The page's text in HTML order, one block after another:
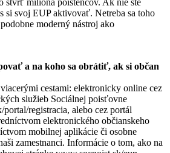
si svoj EUP aktivovať. Netreba sa toho
moderný nástroj ako
a na koho sa obrátiť, ak si občan
cestami: elektronicky online cez
služieb Sociálnej poisťovne
portal/registracia, alebo cez portál
elektronického občianskeho
mobilnej aplikácie či osobne
zamestnanci. Informácie o tom, ako na